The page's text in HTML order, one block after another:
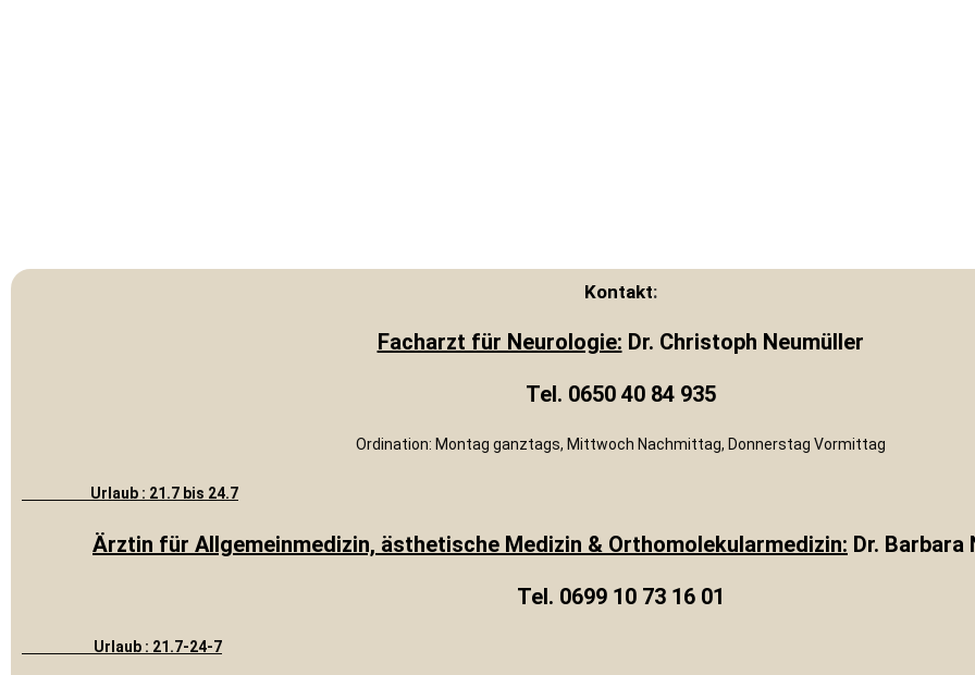
Kontakt:
Facharzt für Neurologie: Dr. Christoph Neumüller
Tel. 0650 40 84 935
Ordination: Montag ganztags, Mittwoch Nachmittag, Donnerstag Vormittag
Urlaub : 21.7 bis 24.7
Ärztin für Allgemeinmedizin, ästhetische Medizin & Orthomolekularmedizin: Dr. Barbara
Tel. 0699 10 73 16 01
Urlaub : 21.7-24-7